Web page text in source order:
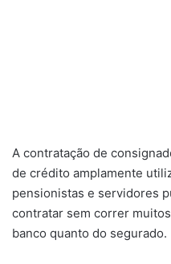
A contratação de
de crédito amplamente
pensionistas e servidores
contratar sem correr
banco quanto do segurado.